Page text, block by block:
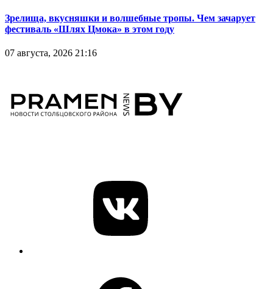
Зрелища, вкусняшки и волшебные тропы. Чем зачарует
фестиваль «Шлях Цмока» в этом году
07 августа, 2026 21:16